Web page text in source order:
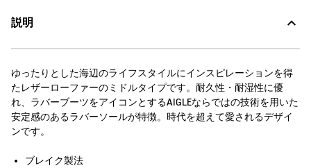
説明
ゆったりとした海辺のライフスタイルにインスピレーションを得
たレザーローファーのミドルタイプです。耐久性・耐湿性に優
れ、ラバーブーツをアイコンとするAIGLEならではの技術を用いた
安定感のあるラバーソールが特徴。時代を超えて愛されるデザイ
ンです。
ブレイク製法